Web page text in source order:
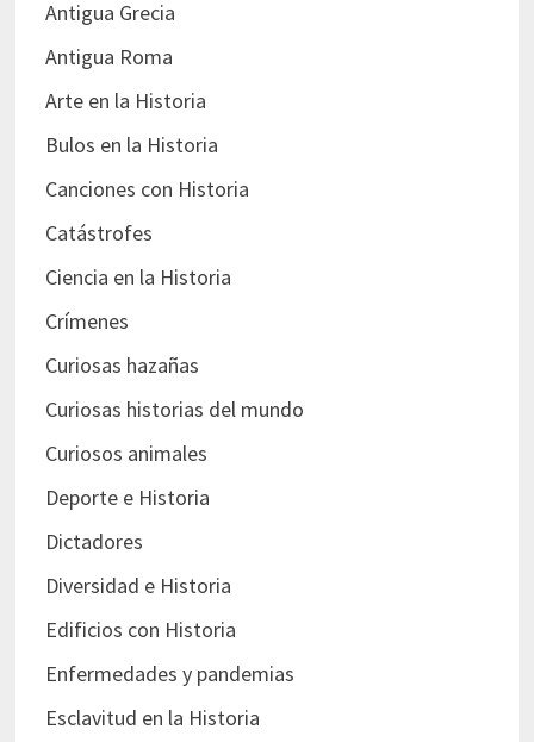
Antigua Grecia
Antigua Roma
Arte en la Historia
Bulos en la Historia
Canciones con Historia
Catástrofes
Ciencia en la Historia
Crímenes
Curiosas hazañas
Curiosas historias del mundo
Curiosos animales
Deporte e Historia
Dictadores
Diversidad e Historia
Edificios con Historia
Enfermedades y pandemias
Esclavitud en la Historia